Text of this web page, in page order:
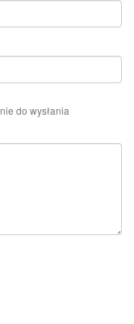
do wysłania